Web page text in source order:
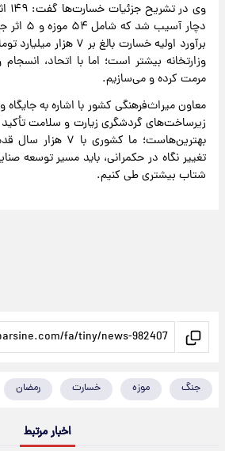
برآورد اولیه خسارت بالغ
وزارتخانه بیشتر است؛ اما با اتحاد، انسجام
مرمت کرده و می‌سازیم.
معاون میراث‌فرهنگی کشور با اشاره به
زیرساخت‌های گردشگری زیارت و سلامت
بهترین‌هاست؛ ما
تغییر نگاه در حکمرانی، باید مسیر توسعه
شتاب بیشتری طی کنیم.
جنگ موزه خسارت رمضان
اخبار مرتبط